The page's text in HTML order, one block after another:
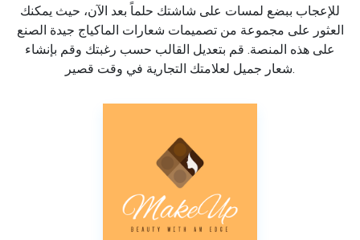
للإعجاب ببضع لمسات على شاشتك حلماً بعد الآن، حيث يمكنك
العثور على مجموعة من تصميمات شعارات الماكياج جيدة الصنع
على هذه المنصة. قم بتعديل القالب حسب رغبتك وقم بإنشاء
شعار جميل لعلامتك التجارية في وقت قصير.